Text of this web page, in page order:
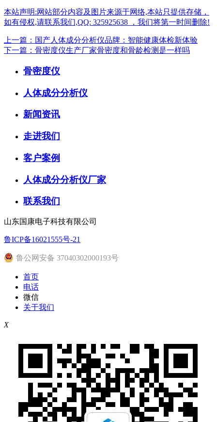
本站声明:网站部分内容及图片来源于网络,本站只提供存储，
如有侵权,请联系我们,QQ: 325925638 ，我们将第一时间删除!
上一篇：国产人体成分分析仪品牌：智能健康体检新体验
下一篇：骨密度仪生产厂家骨密度和骨龄检测是一样吗
骨密度仪
人体成分分析仪
新闻资讯
走进我们
客户案例
人体成分分析仪厂家
联系我们
山东国康电子科技有限公司
鲁ICP备16021555号-21
鲁公网安备 37040302000193号
首页
电话
微信
关于我们
X